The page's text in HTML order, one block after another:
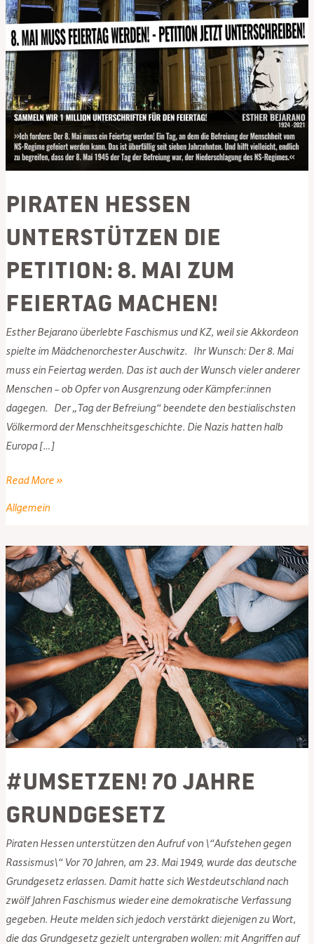
Piraten Hessen
unterstützen die
Petition: 8. Mai zum
Feiertag machen!
Esther Bejarano überlebte Faschismus und KZ, weil sie Akkordeon
spielte im Mädchenorchester Auschwitz. Ihr Wunsch: Der 8. Mai
muss ein Feiertag werden. Das ist auch der Wunsch vieler anderer
Menschen – ob Opfer von Ausgrenzung oder Kämpfer:innen
dagegen. Der „Tag der Befreiung“ beendete den bestialischsten
Völkermord der Menschheitsgeschichte. Die Nazis hatten halb
Europa […]
Piraten
unterstützen
Petition:
8.
Mai
zum
Feiertag
machen!
Read More »
Allgemein
#umsetzen! 70 Jahre
Grundgesetz
Piraten Hessen unterstützen den Aufruf von \“Aufstehen gegen
Rassismus\“ Vor 70 Jahren, am 23. Mai 1949, wurde das deutsche
Grundgesetz erlassen. Damit hatte sich Westdeutschland nach
zwölf Jahren Faschismus wieder eine demokratische Verfassung
gegeben. Heute melden sich jedoch verstärkt diejenigen zu Wort,
die das Grundgesetz gezielt untergraben wollen: mit Angriffen auf